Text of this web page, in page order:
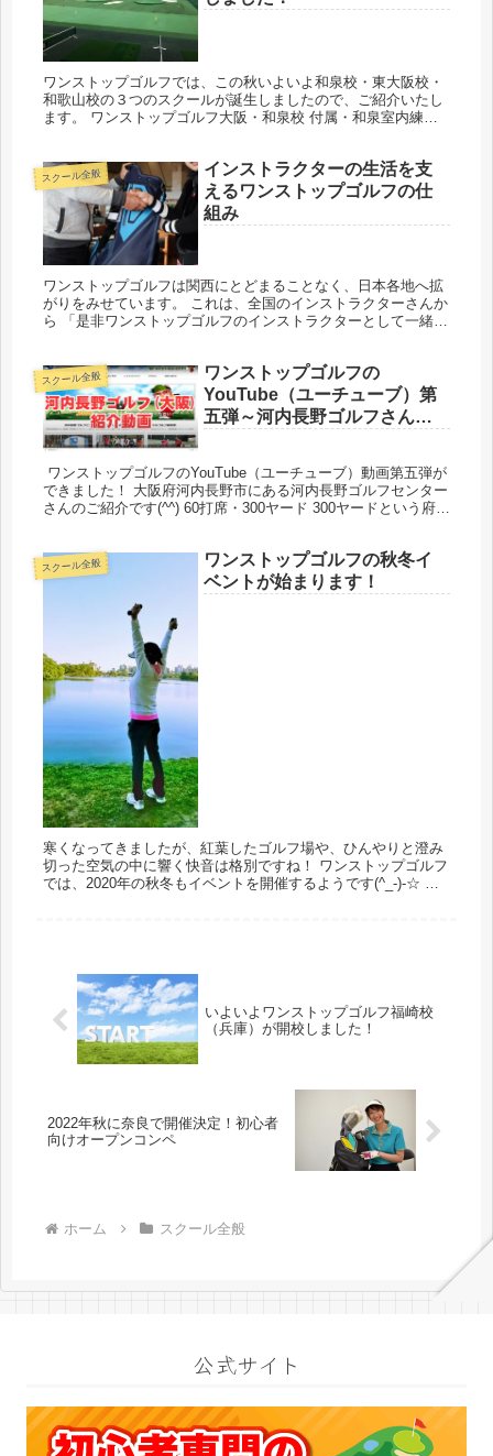
ワンストップゴルフでは、この秋いよいよ和泉校・東大阪校・
和歌山校の３つのスクールが誕生しましたので、ご紹介いたし
ます。 ワンストップゴルフ大阪・和泉校 付属・和泉室内練習
スクール全般
インストラクターの生活を支
えるワンストップゴルフの仕
組み
ワンストップゴルフは関西にとどまることなく、日本各地へ拡
がりをみせています。 これは、全国のインストラクターさんか
ら 「是非ワンストップゴルフのインストラクターとして一緒に
スクール全般
ワンストップゴルフの
YouTube（ユーチューブ）第
五弾～河内長野ゴルフさんさ
ワンストップゴルフのYouTube（ユーチューブ）動画第五弾が
できました！ 大阪府河内長野市にある河内長野ゴルフセンター
さんのご紹介です(^^) 60打席・300ヤード 300ヤードという府内
スクール全般
ワンストップゴルフの秋冬イ
ベントが始まります！
寒くなってきましたが、紅葉したゴルフ場や、ひんやりと澄み
切った空気の中に響く快音は格別ですね！ ワンストップゴルフ
では、2020年の秋冬もイベントを開催するようです(^_-)-☆ ゴ
いよいよワンストップゴルフ福崎校
（兵庫）が開校しました！
2022年秋に奈良で開催決定！初心者
向けオープンコンペ
ホーム スクール全般
公式サイト